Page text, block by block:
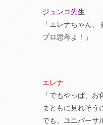
ジュンコ先生
「エレナちゃん、
プロ思考よ！」
エレナ
「でもやっぱ、お
まともに見れそう
でも、ユニバーサ